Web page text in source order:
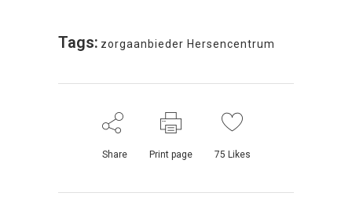
Tags: zorgaanbieder Hersencentrum
Share Print page 75 Likes